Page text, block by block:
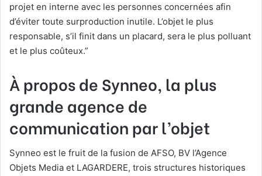
projet en interne avec les personnes concernées afin
d’éviter toute surproduction inutile. L’objet le plus
responsable, s’il finit dans un placard, sera le plus polluant
et le plus coûteux.”
À propos de Synneo, la plus
grande agence de
communication par l’objet
Synneo est le fruit de la fusion de AFSO, BV l’Agence
Objets Media et LAGARDERE, trois structures historiques